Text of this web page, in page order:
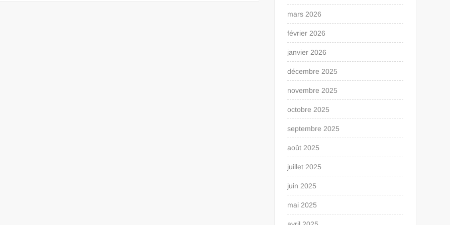
mars 2026
février 2026
janvier 2026
décembre 2025
novembre 2025
octobre 2025
septembre 2025
août 2025
juillet 2025
juin 2025
mai 2025